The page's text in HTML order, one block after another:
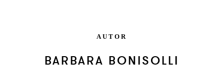
AUTOR
BARBARA BONISOLLI